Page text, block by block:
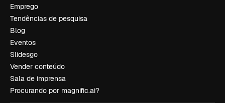
Emprego
Tendências de pesquisa
Blog
Eventos
Slidesgo
Vender conteúdo
Sala de imprensa
Procurando por magnific.ai?